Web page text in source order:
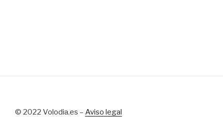
© 2022 Volodia.es – Aviso legal